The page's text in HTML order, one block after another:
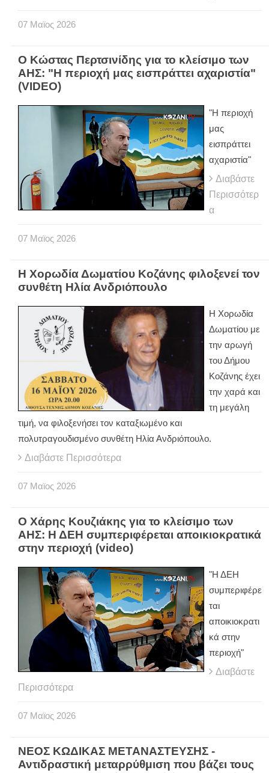
07 Μαϊος 2026
Ο Κώστας Περτσινίδης για το κλείσιμο των
ΑΗΣ: "Η περιοχή μας εισπράττει αχαριστία"
(VIDEO)
"Η περιοχή
μας
εισπράττει
αχαριστία"
Διαβάστε
Περισσότερ
α
07 Μαϊος 2026
Η Χορωδία Δωματίου Κοζάνης φιλοξενεί τον
συνθέτη Ηλία Ανδριόπουλο
Η Χορωδία
Δωματίου με
την αρωγή
του Δήμου
Κοζάνης έχει
την χαρά και
τη μεγάλη
τιμή, να φιλοξενήσει τον καταξιωμένο και
πολυτραγουδισμένο συνθέτη Ηλία Ανδριόπουλο.
Διαβάστε Περισσότερα
07 Μαϊος 2026
Ο Χάρης Κουζιάκης για το κλείσιμο των
ΑΗΣ: Η ΔΕΗ συμπεριφέρεται αποικιοκρατικά
στην περιοχή (video)
"Η ΔΕΗ
συμπεριφέρε
ται
αποικιοκρατι
κά στην
περιοχή"
Διαβάστε
Περισσότερα
07 Μαϊος 2026
ΝΕΟΣ ΚΩΔΙΚΑΣ ΜΕΤΑΝΑΣΤΕΥΣΗΣ -
Αντιδραστική μεταρρύθμιση που βάζει τους